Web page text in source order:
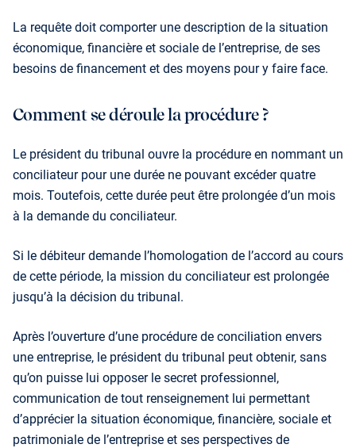
La requête doit comporter une description de la situa­tion
économique, financière et sociale de l’entreprise, de ses
besoins de financement et des moyens pour y faire face.
Comment se déroule la procédure ?
Le président du tribunal ouvre la procédure en nommant un
conciliateur pour une durée ne pouvant excéder quatre
mois. Toutefois, cette durée peut être prolongée d’un mois
à la demande du conciliateur.
Si le débiteur demande l’homologation de l’accord au cours
de cette période, la mission du conciliateur est prolongée
jusqu’à la décision du tribunal.
Après l’ouverture d’une procédure de conciliation envers
une entreprise, le président du tribunal peut obtenir, sans
qu’on puisse lui opposer le secret professionnel,
communication de tout renseignement lui permettant
d’apprécier la situation économique, financière, sociale et
patrimoniale de l’entreprise et ses perspectives de